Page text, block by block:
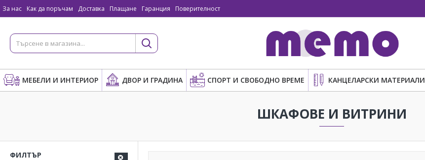
За нас Как да поръчам Доставка Плащане Гаранция Поверителност
МЕБЕЛИ И ИНТЕРИОР ДВОР И ГРАДИНА СПОРТ И СВОБОДНО ВРЕМЕ КАНЦЕЛАРСКИ МАТЕРИАЛИ
ШКАФОВЕ И ВИТРИНИ
ФИЛТЪР